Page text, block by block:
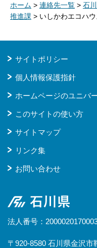
ホーム > 連絡先一覧 > 石
推進課 > いしかわエコハ
サイトポリシー
個人情報保護指針
ホームページのユニバ
このサイトの使い方
サイトマップ
リンク集
お問い合わせ
石川県
法人番号：
〒920-8580 石川県金沢市